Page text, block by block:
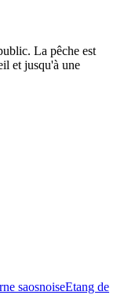
La pêche est
et jusqu'à une
saosnoiseEtang de